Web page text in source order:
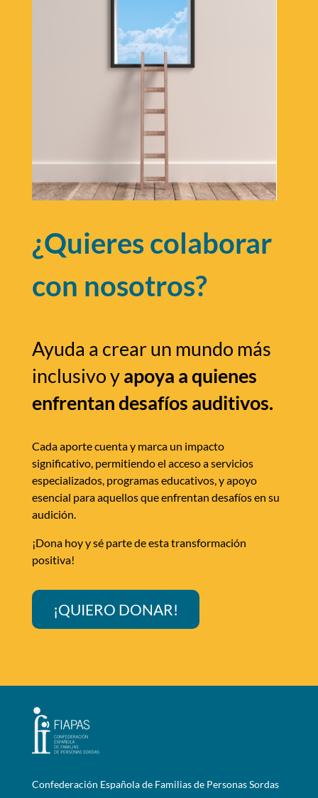
¿Quieres colaborar
con nosotros?
Ayuda a crear un mundo más
inclusivo yapoya a quienes
enfrentan desafíos auditivos.
Cada aporte cuenta y marca un impacto
significativo, permitiendo el acceso a servicios
especializados, programas educativos, y apoyo
esencial para aquellos que enfrentan desafíos en su
audición.
¡Dona hoy y sé parte de esta transformación
positiva!
¡QUIERO DONAR!
Confederación Española de Familias de Personas Sordas